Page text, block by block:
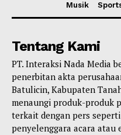
Musik
Tentang Kami
PT. Interaksi Nada Media
penerbitan akta
Batulicin, Kabupaten
menaungi produk-produk
terkait dengan pers
penyelenggara acara atau